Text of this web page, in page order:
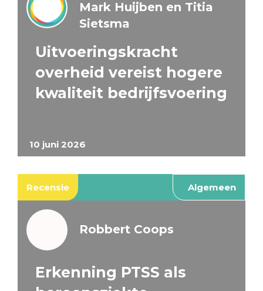
10 juni 2026
Mark Huijben en Titia
Sietsma
Uitvoeringskracht
overheid vereist hogere
kwaliteit bedrijfsvoering
Recensie Algemeen
Robbert Coops
Erkenning PTSS als